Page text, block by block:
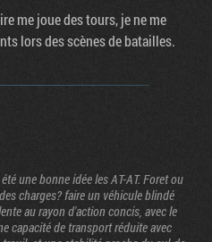
me joue des tours, je ne me
lors des scènes de batailles.
une bonne idée les AT-AT. Foret ou
charges? faire un véhicule blindé
au rayon d'action concis, avec le
capacité de transport réduite avec